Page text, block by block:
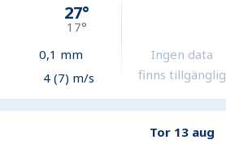
27°
17°
0,1 mm
4 (7) m/s
Ingen data
finns tillgänglig
Tor 13 aug